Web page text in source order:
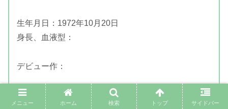
生年月日：1972年10月20日
身長、血液型：
デビュー作：
出演映画：
メニュー ホーム 検索 トップ サイドバー